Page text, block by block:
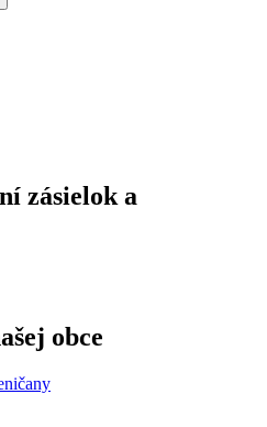
zásielok a
obce